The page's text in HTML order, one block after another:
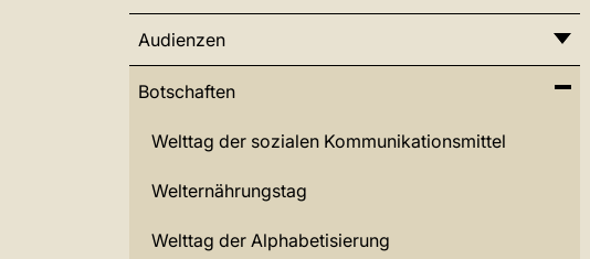
Audienzen
Botschaften
Welttag der sozialen Kommunikationsmittel
Welternährungstag
Welttag der Alphabetisierung